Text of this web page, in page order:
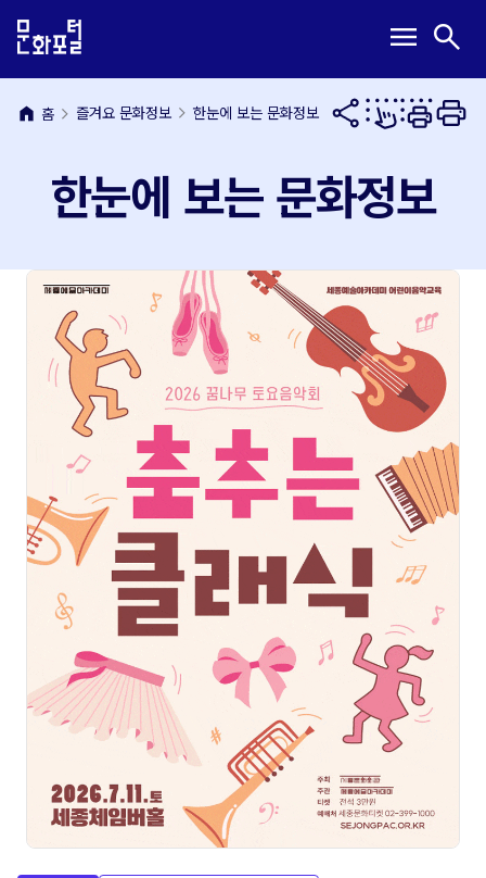
문
내
용
메
뉴
바
메
열
기
menu 검
열
기
search
home 홈 즐겨요 문화정보 한눈에 보는 문화정보
한눈에 보는 문화정보